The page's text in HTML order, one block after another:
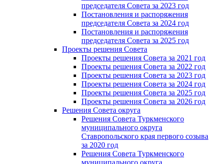
председателя Cовета за 2023 год
Постановления и распоряжения
председателя Cовета за 2024 год
Постановления и распоряжения
председателя Cовета за 2025 год
Проекты решения Cовета
Проекты решения Совета за 2021 год
Проекты решения Совета за 2022 год
Проекты решения Cовета за 2023 год
Проекты решения Совета за 2024 год
Проекты решения Совета за 2025 год
Проекты решения Совета за 2026 год
Решения Совета округа
Решения Совета Туркменского
муниципального округа
Ставропольского края первого созыва
за 2020 год
Решения Совета Туркменского
муниципального округа